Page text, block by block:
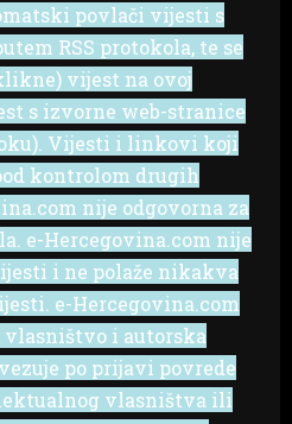
povlači vijesti s
RSS protokola, te se
vijest na ovoj
s izvorne web-stranice
Vijesti i linkovi koji
kontrolom drugih
nije odgovorna za
e-Hercegovina.com nije
i ne polaže nikakva
e-Hercegovina.com
i autorska
po prijavi povrede
vlasništva ili